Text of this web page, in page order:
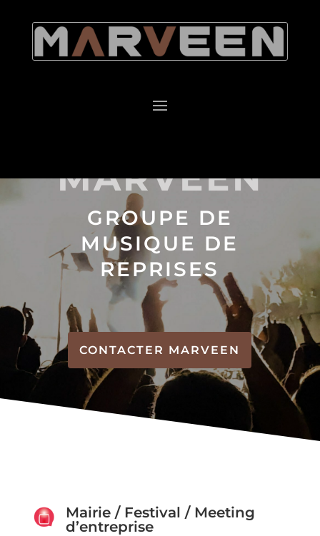
MARVEEN
GROUPE DE
MUSIQUE DE
REPRISES
CONTACTER MARVEEN
Mairie / Festival / Meeting
d’entreprise